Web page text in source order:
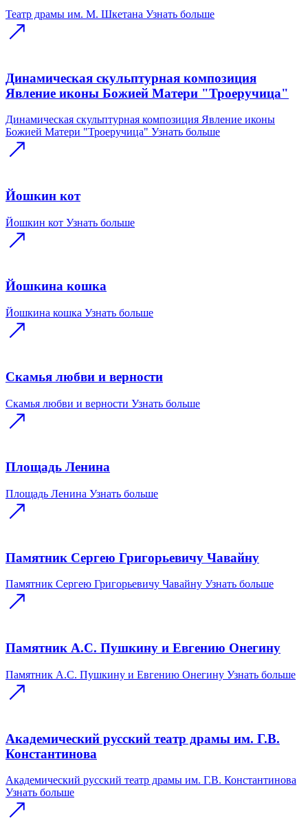
Театр драмы им. М. Шкетана Узнать больше
Динамическая скульптурная композиция
Явление иконы Божией Матери "Троеручица"
Динамическая скульптурная композиция Явление иконы
Божией Матери "Троеручица" Узнать больше
Йошкин кот
Йошкин кот Узнать больше
Йошкина кошка
Йошкина кошка Узнать больше
Скамья любви и верности
Скамья любви и верности Узнать больше
Площадь Ленина
Площадь Ленина Узнать больше
Памятник Сергею Григорьевичу Чавайну
Памятник Сергею Григорьевичу Чавайну Узнать больше
Памятник А.С. Пушкину и Евгению Онегину
Памятник А.С. Пушкину и Евгению Онегину Узнать больше
Академический русский театр драмы им. Г.В.
Константинова
Академический русский театр драмы им. Г.В. Константинова
Узнать больше